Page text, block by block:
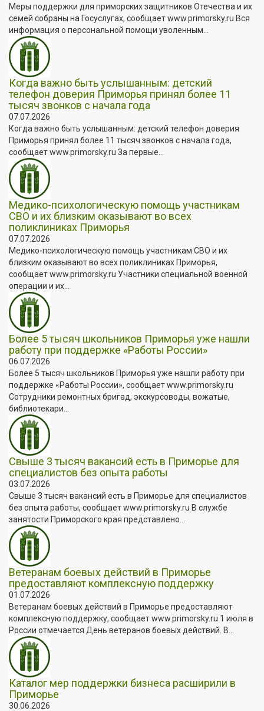
Меры поддержки для приморских защитников Отечества и их
семей собраны на Госуслугах, сообщает www.primorsky.ru Вся
информация о персональной помощи уволенным...
Когда важно быть услышанным: детский
телефон доверия Приморья принял более 11
тысяч звонков с начала года
07.07.2026
Когда важно быть услышанным: детский телефон доверия
Приморья принял более 11 тысяч звонков с начала года,
сообщает www.primorsky.ru За первые...
Медико-психологическую помощь участникам
СВО и их близким оказывают во всех
поликлиниках Приморья
07.07.2026
Медико-психологическую помощь участникам СВО и их
близким оказывают во всех поликлиниках Приморья,
сообщает www.primorsky.ru Участники специальной военной
операции и их...
Более 5 тысяч школьников Приморья уже нашли
работу при поддержке «Работы России»
06.07.2026
Более 5 тысяч школьников Приморья уже нашли работу при
поддержке «Работы России», сообщает www.primorsky.ru
Сотрудники ремонтных бригад, экскурсоводы, вожатые,
библиотекари...
Свыше 3 тысяч вакансий есть в Приморье для
специалистов без опыта работы
03.07.2026
Свыше 3 тысяч вакансий есть в Приморье для специалистов
без опыта работы, сообщает www.primorsky.ru В службе
занятости Приморского края представлено...
Ветеранам боевых действий в Приморье
предоставляют комплексную поддержку
01.07.2026
Ветеранам боевых действий в Приморье предоставляют
комплексную поддержку, сообщает www.primorsky.ru 1 июля в
России отмечается День ветеранов боевых действий. В...
Каталог мер поддержки бизнеса расширили в
Приморье
30.06.2026